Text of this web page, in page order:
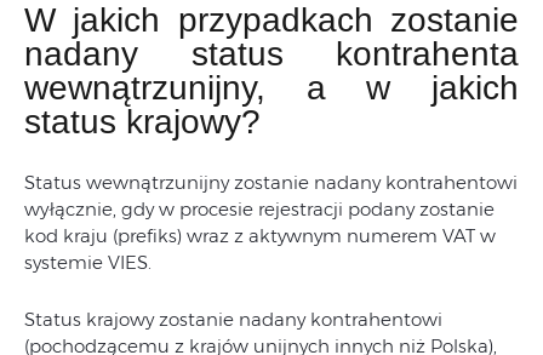
W jakich przypadkach zostanie
nadany status kontrahenta
wewnątrzunijny, a w jakich
status krajowy?
Status wewnątrzunijny zostanie nadany kontrahentowi
wyłącznie, gdy w procesie rejestracji podany zostanie
kod kraju (prefiks) wraz z aktywnym numerem VAT w
systemie VIES.
Status krajowy zostanie nadany kontrahentowi
(pochodzącemu z krajów unijnych innych niż Polska),